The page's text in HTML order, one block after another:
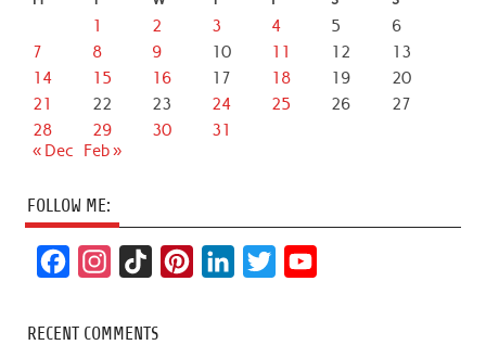
1 2 3 4 5
6
7
8 9 10 11 12
13
14
15 16 17 18 19
20
21
22 23 24 25 26
27
28
29 30
31
« Dec
Feb »
FOLLOW ME:
c
s
k
RECENT COMMENTS